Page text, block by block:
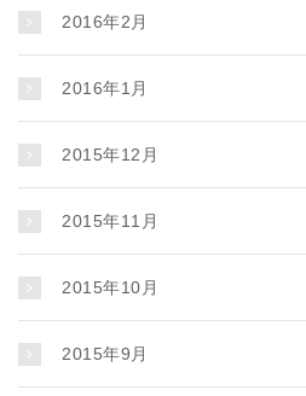
2016年2月
2016年1月
2015年12月
2015年11月
2015年10月
2015年9月